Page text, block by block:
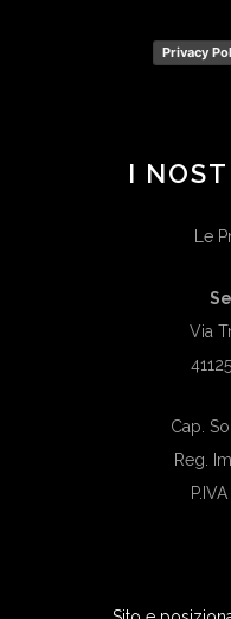
Privacy
I
Le
Via
Cap.
Reg.